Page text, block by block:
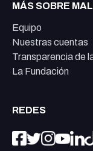
MÁS SOBRE
Equipo
Nuestras cuentas
Transparencia de
La Fundación
REDES